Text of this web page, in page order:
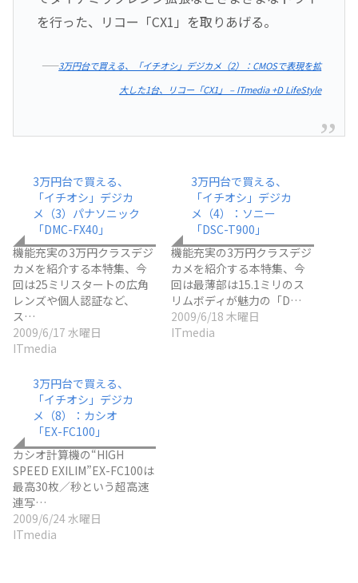
を行った、リコー「CX1」を取りあげる。
――3万円台で買える、「イチオシ」デジカメ（2）：CMOSで表現を拡
大した1台、リコー「CX1」 – ITmedia +D LifeStyle
3万円台で買える、
「イチオシ」デジカ
メ（3）パナソニック
「DMC-FX40」
機能充実の3万円クラスデジ
カメを紹介する本特集、今
回は25ミリスタートの広角
レンズや個人認証など、
ス…
2009/6/17 水曜日
ITmedia
3万円台で買える、
「イチオシ」デジカ
メ（4）：ソニー
「DSC-T900」
機能充実の3万円クラスデジ
カメを紹介する本特集、今
回は最薄部は15.1ミリのス
リムボディが魅力の「D…
2009/6/18 木曜日
ITmedia
3万円台で買える、
「イチオシ」デジカ
メ（8）：カシオ
「EX-FC100」
カシオ計算機の“HIGH
SPEED EXILIM”EX-FC100は
最高30枚／秒という超高速
連写…
2009/6/24 水曜日
ITmedia